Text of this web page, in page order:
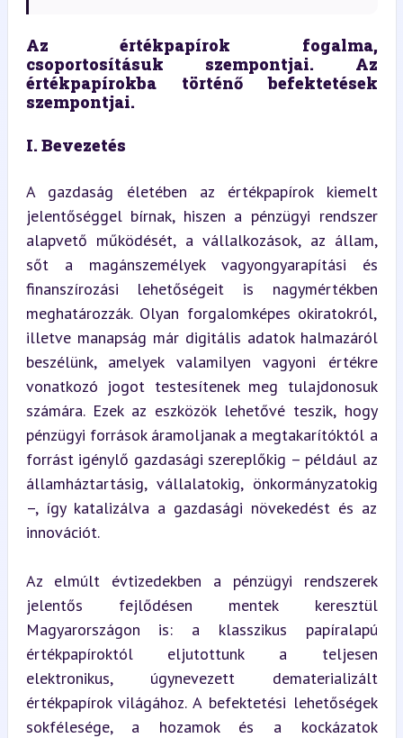
Az értékpapírok fogalma,
csoportosításuk szempontjai. Az
értékpapírokba történő befektetések
szempontjai.
I. Bevezetés
A gazdaság életében az értékpapírok kiemelt
jelentőséggel bírnak, hiszen a pénzügyi rendszer
alapvető működését, a vállalkozások, az állam,
sőt a magánszemélyek vagyongyarapítási és
finanszírozási lehetőségeit is nagymértékben
meghatározzák. Olyan forgalomképes okiratokról,
illetve manapság már digitális adatok halmazáról
beszélünk, amelyek valamilyen vagyoni értékre
vonatkozó jogot testesítenek meg tulajdonosuk
számára. Ezek az eszközök lehetővé teszik, hogy
pénzügyi források áramoljanak a megtakarítóktól a
forrást igénylő gazdasági szereplőkig – például az
államháztartásig, vállalatokig, önkormányzatokig
–, így katalizálva a gazdasági növekedést és az
innovációt.
Az elmúlt évtizedekben a pénzügyi rendszerek
jelentős fejlődésen mentek keresztül
Magyarországon is: a klasszikus papíralapú
értékpapíroktól eljutottunk a teljesen
elektronikus, úgynevezett dematerializált
értékpapírok világához. A befektetési lehetőségek
sokfélesége, a hozamok és a kockázatok